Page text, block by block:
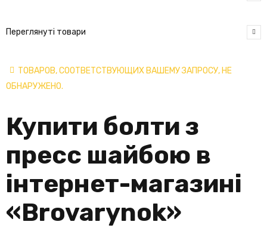
Переглянуті товари
ТОВАРОВ, СООТВЕТСТВУЮЩИХ ВАШЕМУ ЗАПРОСУ, НЕ
ОБНАРУЖЕНО.
Купити болти з
пресс шайбою в
інтернет-магазині
«Brovarynok»